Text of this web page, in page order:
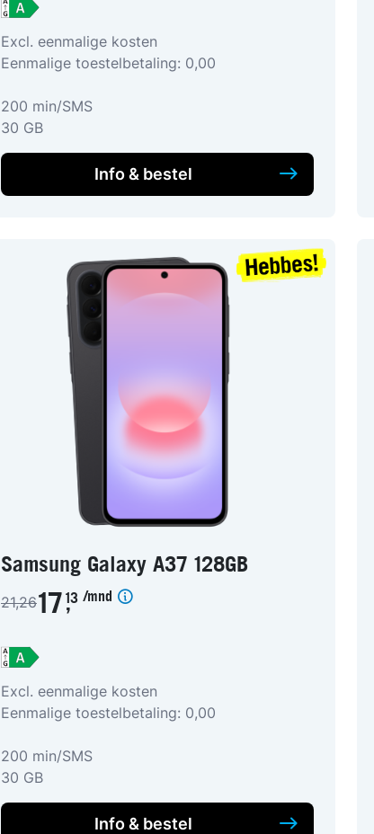
Excl. eenmalige kosten
Eenmalige toestelbetaling: 0,00
200 min/SMS
30 GB
Info & bestel
Samsung Galaxy A37 128GB
21,2617 ,
13 /mnd
Excl. eenmalige kosten
Eenmalige toestelbetaling: 0,00
200 min/SMS
30 GB
Info & bestel